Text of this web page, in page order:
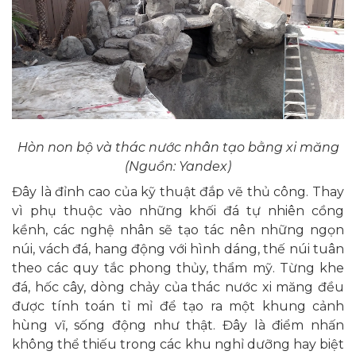
Hòn non bộ và thác nước nhân tạo bằng xi măng
(Nguồn: Yandex)
Đây là đỉnh cao của kỹ thuật đắp vẽ thủ công. Thay
vì phụ thuộc vào những khối đá tự nhiên cồng
kềnh, các nghệ nhân sẽ tạo tác nên những ngọn
núi, vách đá, hang động với hình dáng, thế núi tuân
theo các quy tắc phong thủy, thẩm mỹ. Từng khe
đá, hốc cây, dòng chảy của thác nước xi măng đều
được tính toán tỉ mỉ để tạo ra một khung cảnh
hùng vĩ, sống động như thật. Đây là điểm nhấn
không thể thiếu trong các khu nghỉ dưỡng hay biệt